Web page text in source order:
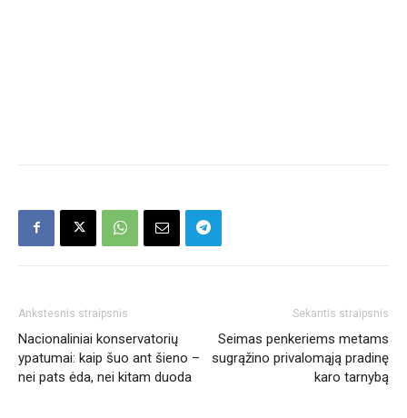
Ankstesnis straipsnis
Nacionaliniai konservatorių
ypatumai: kaip šuo ant šieno –
nei pats ėda, nei kitam duoda
Sekantis straipsnis
Seimas penkeriems metams
sugrąžino privalomąją pradinę
karo tarnybą